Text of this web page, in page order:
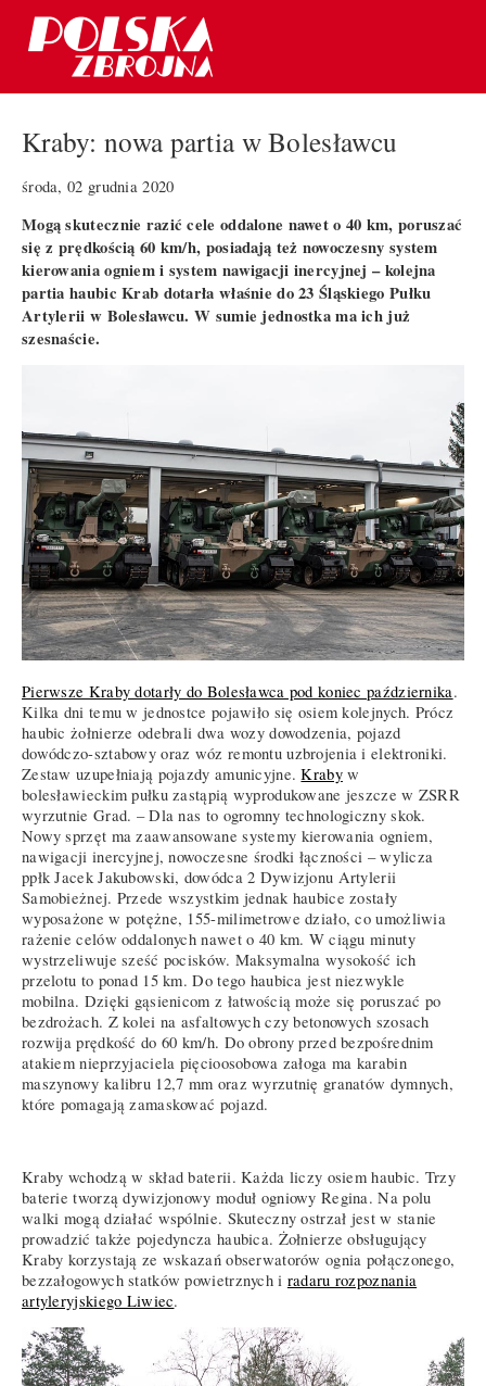
Kraby: nowa partia w Bolesławcu
środa, 02 grudnia 2020
Mogą skutecznie razić cele oddalone nawet o 40 km, poruszać
się z prędkością 60 km/h, posiadają też nowoczesny system
kierowania ogniem i system nawigacji inercyjnej – kolejna
partia haubic Krab dotarła właśnie do 23 Śląskiego Pułku
Artylerii w Bolesławcu. W sumie jednostka ma ich już
szesnaście.
Pierwsze Kraby dotarły do Bolesławca pod koniec października.
Kilka dni temu w jednostce pojawiło się osiem kolejnych. Prócz
haubic żołnierze odebrali dwa wozy dowodzenia, pojazd
dowódczo-sztabowy oraz wóz remontu uzbrojenia i elektroniki.
Zestaw uzupełniają pojazdy amunicyjne.Krabyw
bolesławieckim pułku zastąpią wyprodukowane jeszcze w ZSRR
wyrzutnie Grad. – Dla nas to ogromny technologiczny skok.
Nowy sprzęt ma zaawansowane systemy kierowania ogniem,
nawigacji inercyjnej, nowoczesne środki łączności – wylicza
ppłk Jacek Jakubowski, dowódca 2 Dywizjonu Artylerii
Samobieżnej. Przede wszystkim jednak haubice zostały
wyposażone w potężne, 155-milimetrowe działo, co umożliwia
rażenie celów oddalonych nawet o 40 km. W ciągu minuty
wystrzeliwuje sześć pocisków. Maksymalna wysokość ich
przelotu to ponad 15 km. Do tego haubica jest niezwykle
mobilna. Dzięki gąsienicom z łatwością może się poruszać po
bezdrożach. Z kolei na asfaltowych czy betonowych szosach
rozwija prędkość do 60 km/h. Do obrony przed bezpośrednim
atakiem nieprzyjaciela pięcioosobowa załoga ma karabin
maszynowy kalibru 12,7 mm oraz wyrzutnię granatów dymnych,
które pomagają zamaskować pojazd.
Kraby wchodzą w skład baterii. Każda liczy osiem haubic. Trzy
baterie tworzą dywizjonowy moduł ogniowy Regina. Na polu
walki mogą działać wspólnie. Skuteczny ostrzał jest w stanie
prowadzić także pojedyncza haubica. Żołnierze obsługujący
Kraby korzystają ze wskazań obserwatorów ognia połączonego,
bezzałogowych statków powietrznych i radaru rozpoznania
artyleryjskiego Liwiec.